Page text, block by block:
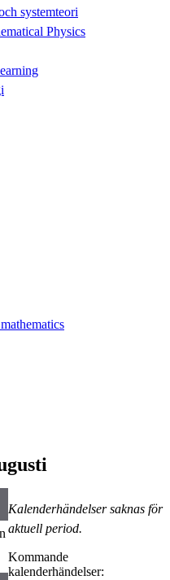
systemteori
Physics
Kalenderhändelser saknas för
aktuell period.
Kommande
kalenderhändelser: